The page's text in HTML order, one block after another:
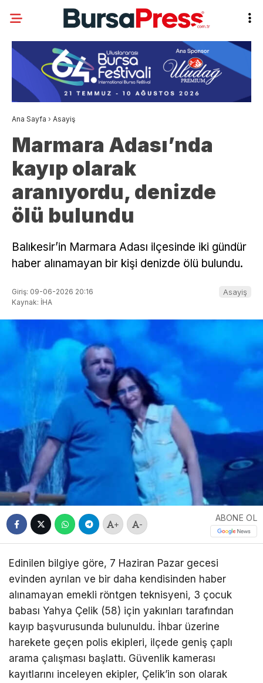
Ana Sayfa › Asayiş
Marmara Adası’nda
kayıp olarak
aranıyordu, denizde
ölü bulundu
Balıkesir’in Marmara Adası ilçesinde iki gündür
haber alınamayan bir kişi denizde ölü bulundu.
Giriş: 09-06-2026 20:16
Kaynak: İHA
Asayiş
+ -
ABONE OL
Edinilen bilgiye göre, 7 Haziran Pazar gecesi
evinden ayrılan ve bir daha kendisinden haber
alınamayan emekli röntgen teknisyeni, 3 çocuk
babası Yahya Çelik (58) için yakınları tarafından
kayıp başvurusunda bulunuldu. İhbar üzerine
harekete geçen polis ekipleri, ilçede geniş çaplı
arama çalışması başlattı. Güvenlik kamerası
kayıtlarını inceleyen ekipler, Çelik’in son olarak